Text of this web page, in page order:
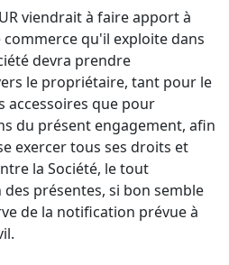
viendrait à faire apport à
qu'il exploite dans
devra prendre
le propriétaire, tant pour le
accessoires que pour
du présent engagement, afin
exercer tous ses droits et
la Société, le tout
présentes, si bon semble
de la notification prévue à